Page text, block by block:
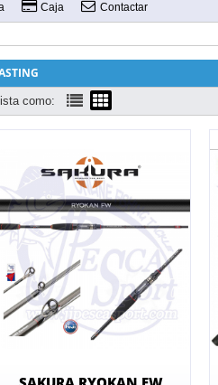
Caja Contactar
como: